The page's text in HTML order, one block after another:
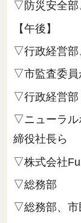
▽防災安全部
【午後】
▽行政経営部
▽市監査委員
▽行政経営部
▽ニューラル
締役社長ら
▽株式会社
▽総務部
▽総務部、市